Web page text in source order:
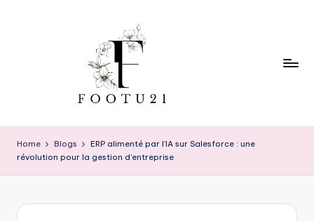
o
o
Home Blogs
ERP alimenté par l’IA sur Salesforce : une
révolution pour la gestion d’entreprise